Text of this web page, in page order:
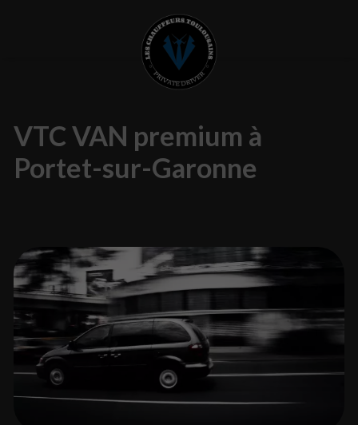
VTC VAN premium à
Portet-sur-Garonne